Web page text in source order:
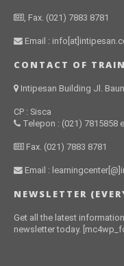
, Fax. (021) 7883 8781
Email :
CONTACT OF
Intipesan Building Jl.
CP : Sisca
Telepon : (021) 7815858
Fax. (021) 7883 8781
Email :
NEWSLETTER
Get all the latest
newsletter today.